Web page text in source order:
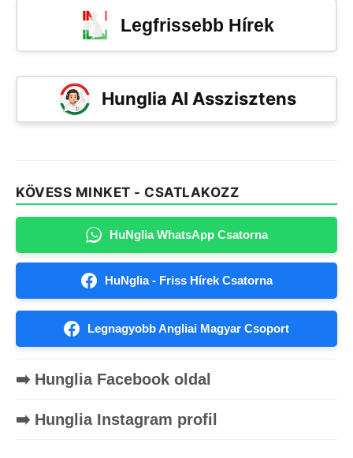
Legfrissebb Hírek
Hunglia AI Asszisztens
KÖVESS MINKET - CSATLAKOZZ
HuNglia WhatsApp Csatorna
HuNglia - Friss Hírek Csatorna
Legnagyobb Angliai Magyar Csoport
➡️ Hunglia Facebook oldal
➡️ Hunglia Instagram profil